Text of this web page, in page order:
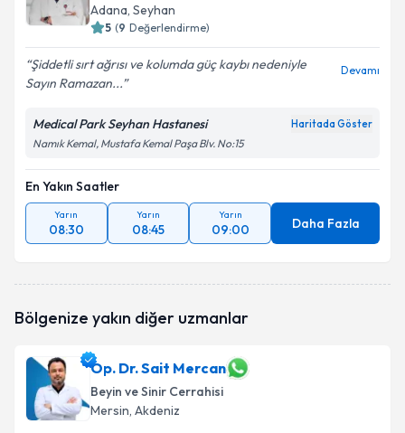
Adana, Seyhan
5 (9 Değerlendirme)
Şiddetli sırt ağrısı ve kolumda güç kaybı nedeniyle
Sayın Ramazan...
Devamı
Medical Park Seyhan Hastanesi Haritada Göster
Namık Kemal, Mustafa Kemal Paşa Blv. No:15
En Yakın Saatler
Yarın
08:30
Yarın
08:45
Yarın
09:00 Daha Fazla
Bölgenize yakın diğer uzmanlar
Op. Dr. Sait Mercan
Beyin ve Sinir Cerrahisi
Mersin, Akdeniz